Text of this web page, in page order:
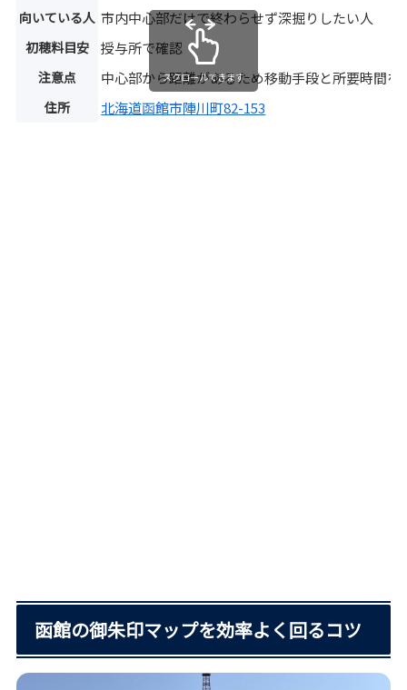
向いている人 市内中心部だけで終わらせず深掘りしたい人
初穂料目安 授与所で確認
注意点 中心部から距離があるため移動手段と所要時間を
住所 北海道函館市陣川町82-153
スクロールできます
函館の御朱印マップを効率よく回るコツ